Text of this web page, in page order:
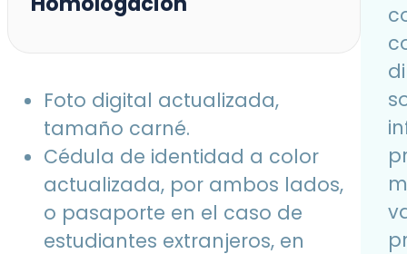
Foto digital actualizada,
tamaño carné.
Cédula de identidad a color
actualizada, por ambos lados,
o pasaporte en el caso de
estudiantes extranjeros, en